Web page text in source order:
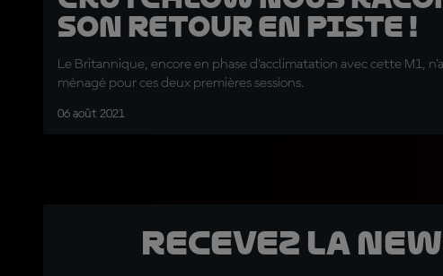
son retour en piste !
Le Britannique, encore en phase d'acclimatation avec cette M1,
ménagé pour ces deux premières sessions.
06 août 2021
Recevez la